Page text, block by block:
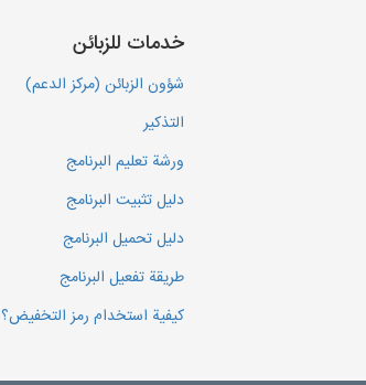
خدمات للزبائن
شؤون الزبائن (مركز الدعم)
التذكير
ورشة تعليم البرنامج
دليل تثبيت البرنامج
دليل تحميل البرنامج
طريقة تفعيل البرنامج
كيفية استخدام رمز التخفيض؟